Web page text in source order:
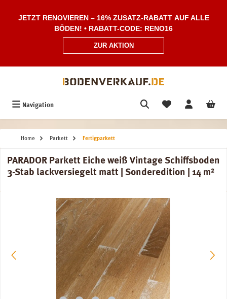
JETZT RENOVIEREN – 16% ZUSATZ-RABATT AUF ALLE
BÖDEN! • RABATT-CODE: RENO16
ZUR AKTION
Navigation
Home Parkett Fertigparkett
PARADOR Parkett Eiche weiß Vintage Schiffsboden
3-Stab lackversiegelt matt | Sonderedition | 14 m²
Bildergalerie überspringen